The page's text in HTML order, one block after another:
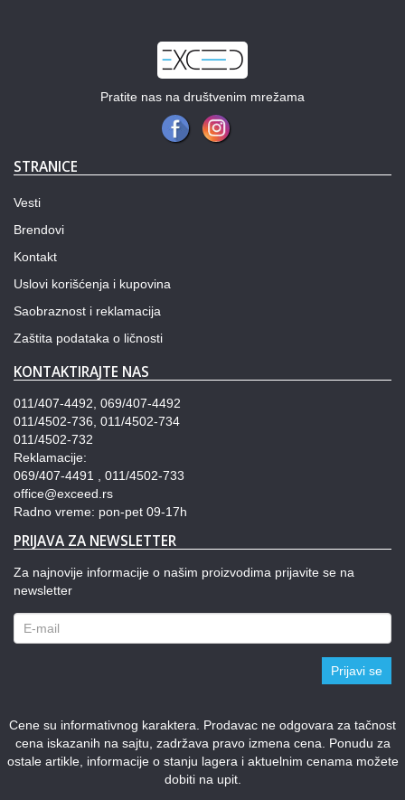
Pratite nas na društvenim mrežama
STRANICE
Vesti
Brendovi
Kontakt
Uslovi korišćenja i kupovina
Saobraznost i reklamacija
Zaštita podataka o ličnosti
KONTAKTIRAJTE NAS
011/407-4492, 069/407-4492
011/4502-736, 011/4502-734
011/4502-732
Reklamacije:
069/407-4491 , 011/4502-733
office@exceed.rs
Radno vreme: pon-pet 09-17h
PRIJAVA ZA NEWSLETTER
Za najnovije informacije o našim proizvodima prijavite se na
newsletter
Prijavi se
Cene su informativnog karaktera. Prodavac ne odgovara za tačnost
cena iskazanih na sajtu, zadržava pravo izmena cena. Ponudu za
ostale artikle, informacije o stanju lagera i aktuelnim cenama možete
dobiti na upit.